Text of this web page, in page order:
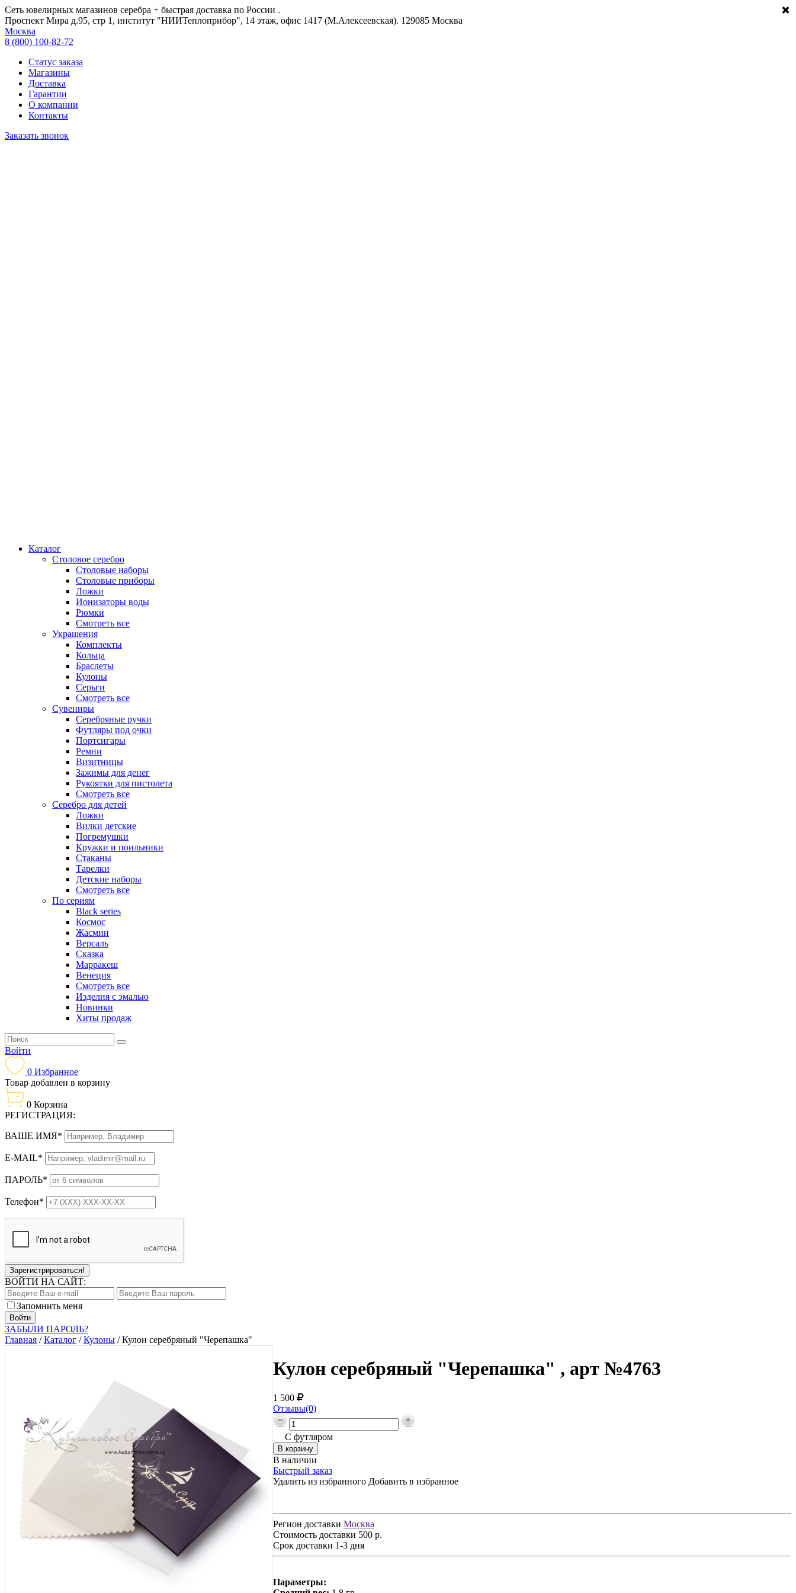
Сеть ювелирных магазинов серебра + быстрая доставка по России .
Проспект Мира д.95, стр 1, институт "НИИТеплоприбор", 14 этаж, офис 1417 (М.Алексеевская). 129085 Москва
Москва
8 (800) 100-82-72
Статус заказа
Магазины
Доставка
Гарантии
О компании
Контакты
Заказать звонок
Каталог
Столовое серебро
Столовые наборы
Столовые приборы
Ложки
Ионизаторы воды
Рюмки
Смотреть все
Украшения
Комплекты
Кольца
Браслеты
Кулоны
Серьги
Смотреть все
Сувениры
Серебряные ручки
Футляры под очки
Портсигары
Ремни
Визитницы
Зажимы для денег
Рукоятки для пистолета
Смотреть все
Серебро для детей
Ложки
Вилки детские
Погремушки
Кружки и поильники
Стаканы
Тарелки
Детские наборы
Смотреть все
По сериям
Black series
Космос
Жасмин
Версаль
Сказка
Марракеш
Венеция
Смотреть все
Изделия с эмалью
Новинки
Хиты продаж
Войти
0 Избранное
Товар добавлен в корзину
0 Корзина
РЕГИСТРАЦИЯ:
ВАШЕ ИМЯ*
E-MAIL*
ПАРОЛЬ*
Телефон*
Зарегистрироваться!
ВОЙТИ НА САЙТ:
Запомнить меня
ЗАБЫЛИ ПАРОЛЬ?
Главная /Каталог /Кулоны /Кулон серебряный "Черепашка"
Кулон серебряный "Черепашка" , арт №4763
1 500
Отзывы(0)
С футляром
В наличии
Быстрый заказ
Удалить из избранного Добавить в избранное
Регион доставки Москва
Стоимость доставки 500 р.
Срок доставки 1-3 дня
Параметры: